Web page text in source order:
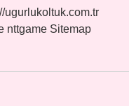
ugurlukoltuk.com.tr
nttgame Sitemap